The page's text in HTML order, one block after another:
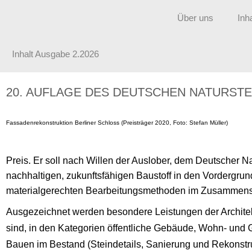
Über uns
Inhalt Ausgabe 2.2026
20. AUFLAGE DES DEUTSCHEN
Fassadenrekonstruktion Berliner Schloss (Preisträger 2020, Foto: Stefan Müller)
Preis. Er soll nach Willen der Auslober, dem Deutscher
nachhaltigen, zukunftsfähigen Baustoff in den
materialgerechten Bearbeitungsmethoden im
Ausgezeichnet werden besondere Leistungen der
sind, in den Kategorien öffentliche Gebäude, Wohn-
Bauen im Bestand (Steindetails, Sanierung und